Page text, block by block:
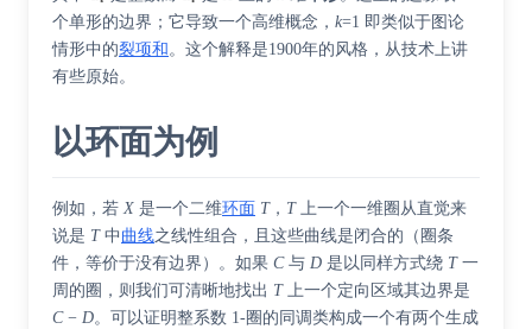
个单形的边界；它导致一个高维概念， k=1 即类似于图论
情形中的裂项和 。这个解释是1900年的风格，从技术上讲
有些原始。
以环面为例
例如，若 X 是一个二维环面 T， T上一个一维圈从直觉来
说是 T中 曲线之线性组合，且这些曲线是闭合的（圈条
件，等价于没有边界）。如果 C与 D 是以同样方式绕 T一
周的圈，则我们可清晰地找出 T上一个定向区域其边界是
C− D。可以证明整系数 1-圈的同调类构成一个有两个生成